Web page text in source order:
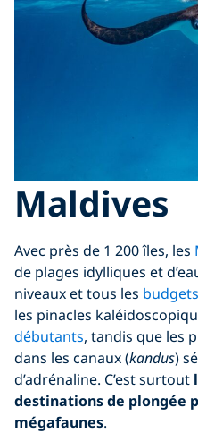
Maldives
Avec près de 1 200 îles, les
de plages idylliques et
niveaux et tous les budgets
les pinacles
débutants, tandis que les
dans les canaux (kandus)
d’adrénaline. C’est surtout
destinations de plongée
mégafaunes.